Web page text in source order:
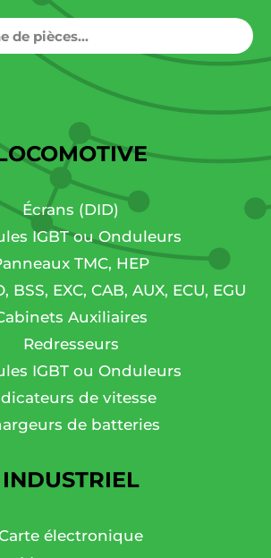
Écrans (DID)
IGBT ou Onduleurs
TMC, HEP
BSS, EXC, CAB, AUX, ECU, EGU
Auxiliaires
Redresseurs
IGBT ou Onduleurs
de vitesse
de batteries
INDUSTRIEL
électronique